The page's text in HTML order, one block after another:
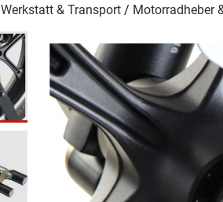
Werkstatt & Transport Motorradheber